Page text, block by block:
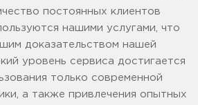
постоянных клиентов
нашими услугами, что
доказательством нашей
уровень сервиса достигается
только современной
а также привлечения опытных